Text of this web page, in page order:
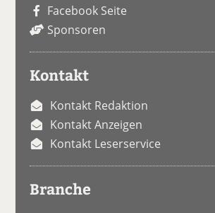
Facebook Seite
Sponsoren
Kontakt
Kontakt Redaktion
Kontakt Anzeigen
Kontakt Leserservice
Branche